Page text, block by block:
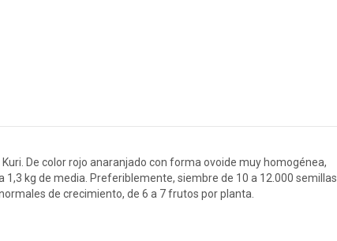
De color rojo anaranjado con forma ovoide muy homogénea,
1,3 kg de media. Preferiblemente, siembre de 10 a 12.000 semillas
de crecimiento, de 6 a 7 frutos por planta.